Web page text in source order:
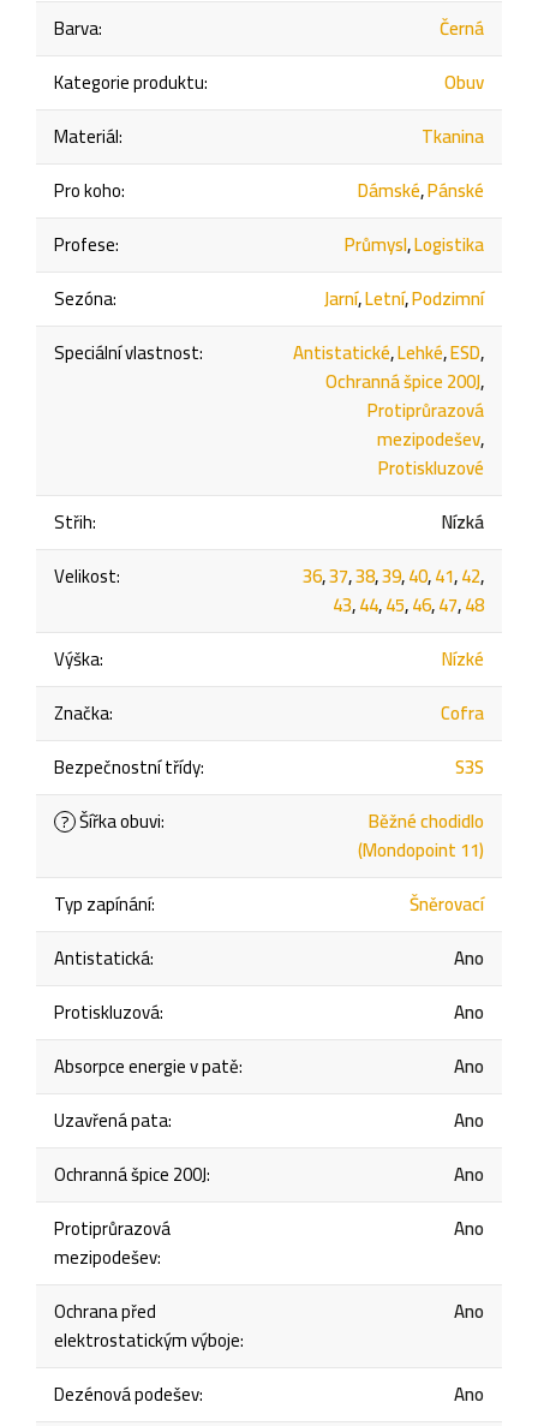
Barva:
Černá
Kategorie produktu:
Obuv
Materiál:
Tkanina
Pro koho: Dámské,Pánské
Profese: Průmysl,Logistika
Sezóna: Jarní,Letní,Podzimní
Speciální vlastnost: Antistatické,Lehké,ESD,
Ochranná špice 200J,
Protiprůrazová
mezipodešev,
Protiskluzové
Střih:
Nízká
Velikost: 36,37,38,39,40,41,42,
43,44,45,46,47,48
Výška:
Nízké
Značka:
Cofra
Bezpečnostní třídy: S3S
? Šířka obuvi:
Běžné chodidlo
(Mondopoint 11)
Typ zapínání:
Šněrovací
Antistatická:
Ano
Protiskluzová:
Ano
Absorpce energie v patě:
Ano
Uzavřená pata:
Ano
Ochranná špice 200J:
Ano
Protiprůrazová
mezipodešev:
Ano
Ochrana před
elektrostatickým výboje:
Ano
Dezénová podešev: Ano